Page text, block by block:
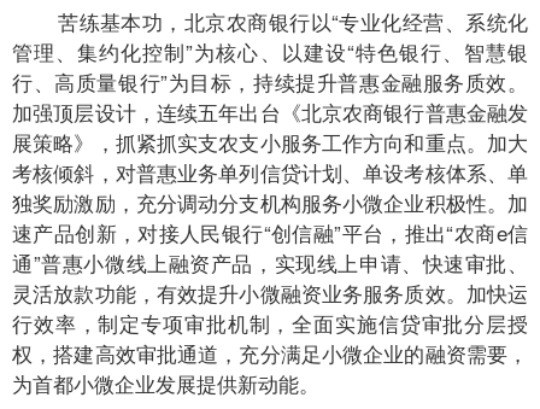
苦练基本功，北京农商银行以“专业化经营、系统化
管理、集约化控制”为核心、以建设“特色银行、智慧银
行、高质量银行”为目标，持续提升普惠金融服务质效。
加强顶层设计，连续五年出台《北京农商银行普惠金融发
展策略》，抓紧抓实支农支小服务工作方向和重点。加大
考核倾斜，对普惠业务单列信贷计划、单设考核体系、单
独奖励激励，充分调动分支机构服务小微企业积极性。加
速产品创新，对接人民银行“创信融”平台，推出“农商e信
通”普惠小微线上融资产品，实现线上申请、快速审批、
灵活放款功能，有效提升小微融资业务服务质效。加快运
行效率，制定专项审批机制，全面实施信贷审批分层授
权，搭建高效审批通道，充分满足小微企业的融资需要，
为首都小微企业发展提供新动能。